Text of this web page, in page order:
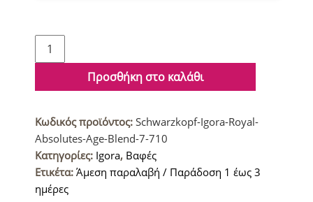
Schwarzkopf
Igora
Absolutes
Blend
Βαφή
μαλλιών
7-
710
Προσθήκη στο καλάθι
Κωδικός προϊόντος: Schwarzkopf-Igora-Royal-
Absolutes-Age-Blend-7-710
Κατηγορίες: Igora, Βαφές
Ετικέτα: Άμεση παραλαβή / Παράδοση 1 έως 3
ημέρες